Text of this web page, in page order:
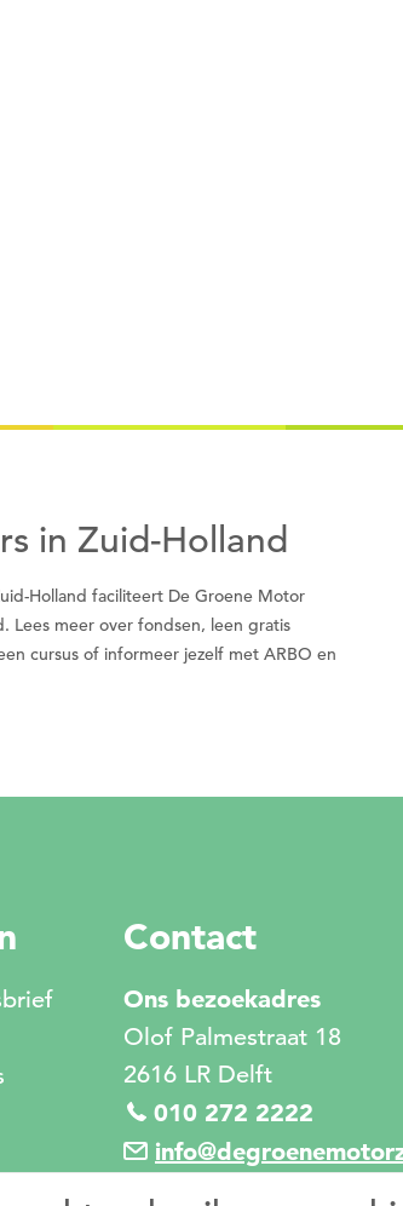
in Zuid-Holland
Holland faciliteert De Groene Motor
Lees meer over fondsen, leen gratis
cursus of informeer jezelf met ARBO en
Contact
Ons bezoekadres
Olof Palmestraat 18
2616 LR Delft
010 272 2222
Om gereedschap
moet je ingelogd
Om gereedschap
Ja Nee